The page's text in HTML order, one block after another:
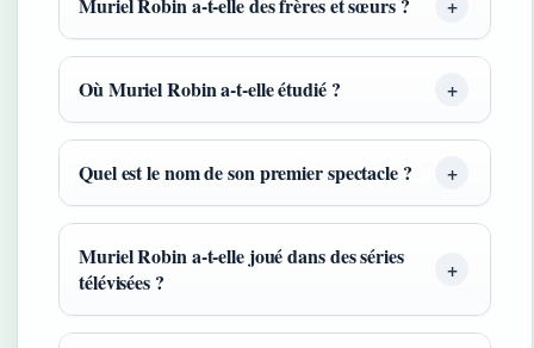
Où Muriel Robin a-t-elle étudié ?
Quel est le nom de son premier spectacle ?
Muriel Robin a-t-elle joué dans des séries
télévisées ?